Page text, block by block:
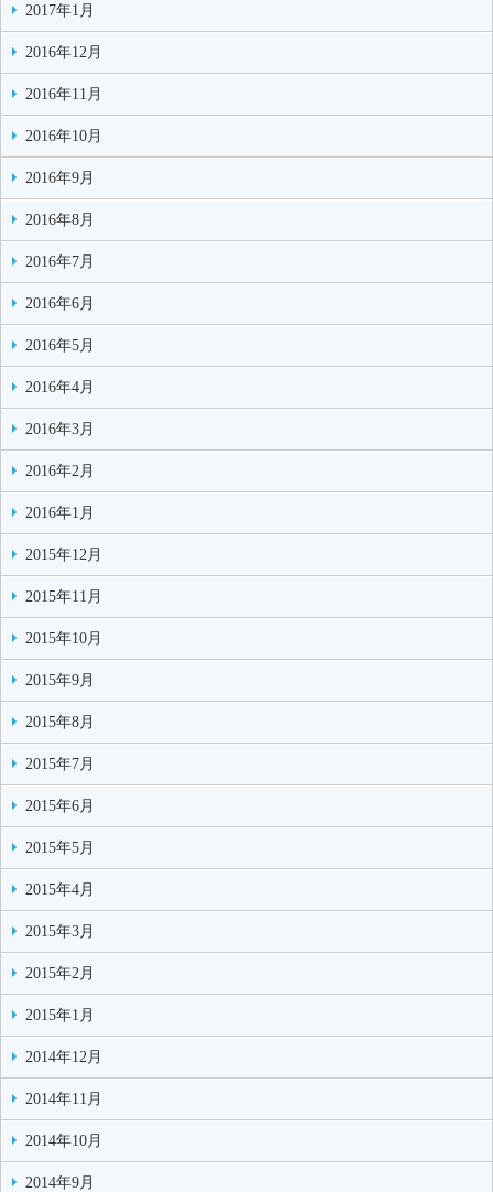
2017年1月
2016年12月
2016年11月
2016年10月
2016年9月
2016年8月
2016年7月
2016年6月
2016年5月
2016年4月
2016年3月
2016年2月
2016年1月
2015年12月
2015年11月
2015年10月
2015年9月
2015年8月
2015年7月
2015年6月
2015年5月
2015年4月
2015年3月
2015年2月
2015年1月
2014年12月
2014年11月
2014年10月
2014年9月